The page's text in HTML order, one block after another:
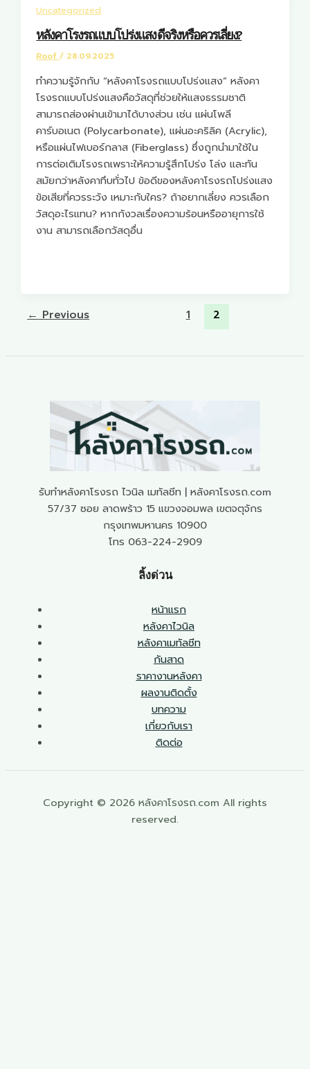
Uncategorized
หลังคาโรงรถแบบโปร่งแสง ดีจริงหรือควรเลี่ยง?
Roof/ 28.09.2025
ทำความรู้จักกับ “หลังคาโรงรถแบบโปร่งแสง” หลังคา
โรงรถแบบโปร่งแสงคือวัสดุที่ช่วยให้แสงธรรมชาติ
สามารถส่องผ่านเข้ามาได้บางส่วน เช่น แผ่นโพลี
คาร์บอเนต (Polycarbonate), แผ่นอะคริลิค (Acrylic),
หรือแผ่นไฟเบอร์กลาส (Fiberglass) ซึ่งถูกนำมาใช้ใน
การต่อเติมโรงรถเพราะให้ความรู้สึกโปร่ง โล่ง และทัน
สมัยกว่าหลังคาทึบทั่วไป ข้อดีของหลังคาโรงรถโปร่งแสง
ข้อเสียที่ควรระวัง เหมาะกับใคร? ถ้าอยากเลี่ยง ควรเลือก
วัสดุอะไรแทน? หากกังวลเรื่องความร้อนหรืออายุการใช้
งาน สามารถเลือกวัสดุอื่น
←Previous 1 2
รับทำหลังคาโรงรถ ไวนิล เมทัลชีท | หลังคาโรงรถ.com
57/37 ซอย ลาดพร้าว 15 แขวงจอมพล เขตจตุจักร
กรุงเทพมหานคร 10900
โทร 063-224-2909
ลิ้งด่วน
หน้าแรก
หลังคาไวนิล
หลังคาเมทัลชีท
กันสาด
ราคางานหลังคา
ผลงานติดตั้ง
บทความ
เกี่ยวกับเรา
ติดต่อ
Copyright © 2026 หลังคาโรงรถ.com All rights
reserved.